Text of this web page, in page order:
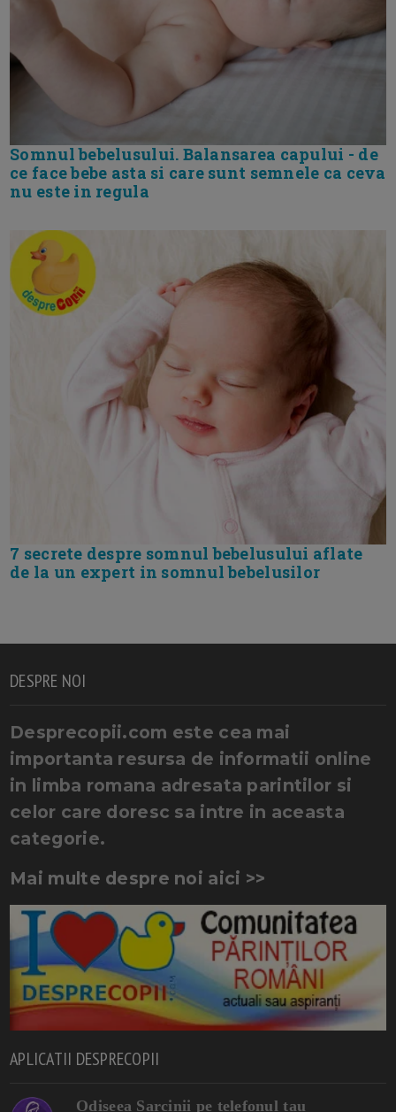
Somnul bebelusului. Balansarea capului - de
ce face bebe asta si care sunt semnele ca ceva
nu este in regula
7 secrete despre somnul bebelusului aflate
de la un expert in somnul bebelusilor
DESPRE NOI
Desprecopii.com este cea mai
importanta resursa de informatii online
in limba romana adresata parintilor si
celor care doresc sa intre in aceasta
categorie.
Mai multe despre noi aici >>
APLICATII DESPRECOPII
Odiseea Sarcinii pe telefonul tau